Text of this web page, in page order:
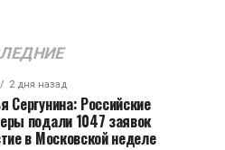
2 дня назад
Сергунина: Российские
подали 1047 заявок
в Московской неделе